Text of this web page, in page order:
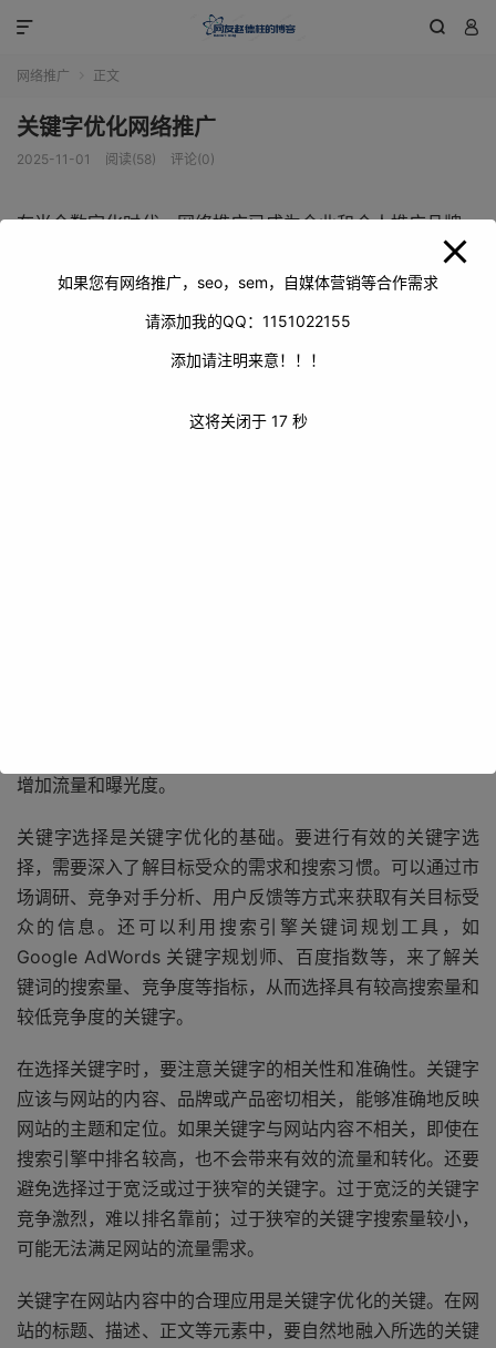
 

网络推广 正文
关键字优化网络推广
2025-11-01 阅读(58) 评论(0)
在当今数字化时代，网络推广已成为企业和个人推广品牌、
产品或服务的重要手段。关键字优化作为网络推广的关键环
节，对于提高网站在搜索引擎中的排名、增加流量和转化率
具有重要意义。本文将深入探讨关键字优化在网络推广中的
增加流量和曝光度。
关键字选择是关键字优化的基础。要进行有效的关键字选
择，需要深入了解目标受众的需求和搜索习惯。可以通过市
场调研、竞争对手分析、用户反馈等方式来获取有关目标受
众的信息。还可以利用搜索引擎关键词规划工具，如
Google AdWords 关键字规划师、百度指数等，来了解关
键词的搜索量、竞争度等指标，从而选择具有较高搜索量和
较低竞争度的关键字。
在选择关键字时，要注意关键字的相关性和准确性。关键字
应该与网站的内容、品牌或产品密切相关，能够准确地反映
网站的主题和定位。如果关键字与网站内容不相关，即使在
搜索引擎中排名较高，也不会带来有效的流量和转化。还要
避免选择过于宽泛或过于狭窄的关键字。过于宽泛的关键字
竞争激烈，难以排名靠前；过于狭窄的关键字搜索量较小，
可能无法满足网站的流量需求。
关键字在网站内容中的合理应用是关键字优化的关键。在网
站的标题、描述、正文等元素中，要自然地融入所选的关键
如果您有网络推广，seo，sem，自媒体营销等合作需求
请添加我的QQ：1151022155
添加请注明来意！！！
这将关闭于 16 秒